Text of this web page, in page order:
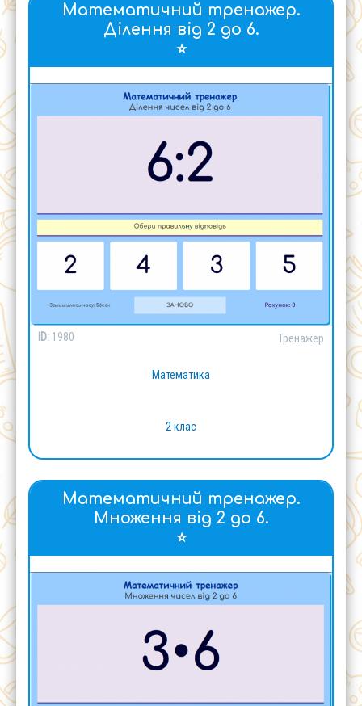
Математичний тренажер.
Ділення від 2 до 6.
⭐
ID: 1980 Тренажер
Математика
2 клас
Математичний тренажер.
Множення від 2 до 6.
⭐